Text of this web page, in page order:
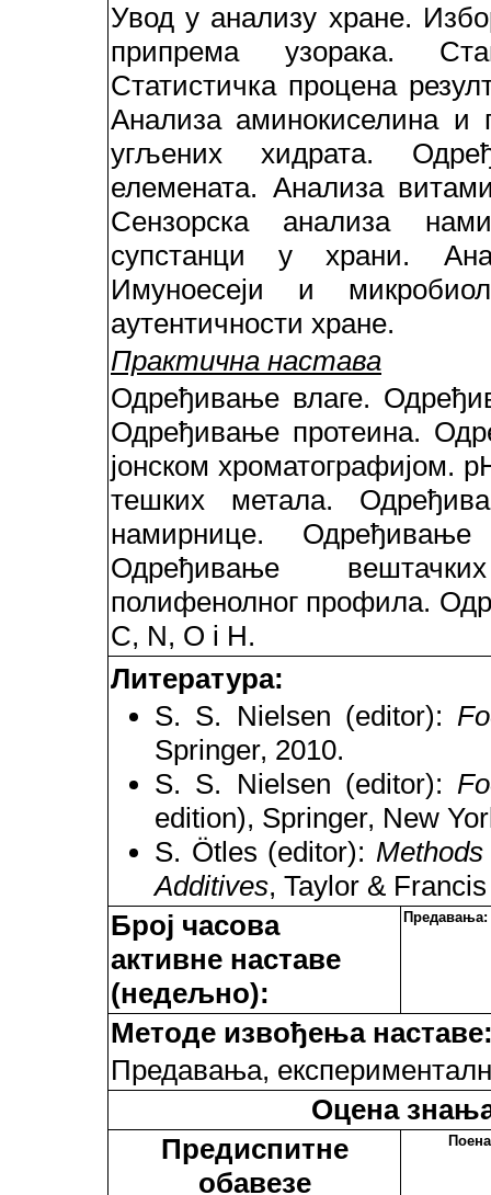
Увод у анализу хране.
припрема узорака.
Статистичка процена
Анализа аминокиселина и
угљених хидрата.
елемената. Анализа
Сензорска анализа
супстанци у храни.
Имуноесеји и
аутентичности хране.
Практична настава
Одређивање влаге.
Одређивање протеина.
јонском хроматографијом.
тешких метала.
намирнице.
Одређивање
полифенолног профила.
C, N, O i H.
Литература:
S. S. Nielsen (editor):
Springer, 2010.
S. S. Nielsen (editor):
edition), Springer, New
S. Ötles (editor):
Additives, Taylor &
Број часова
активне наставе
(недељно):
Предавања:
Методе извођења
Предавања,
Оцена
Предиспитне
обавезе
Поена